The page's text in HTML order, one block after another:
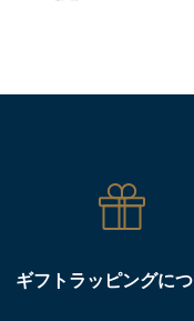
ギフトラッピングに